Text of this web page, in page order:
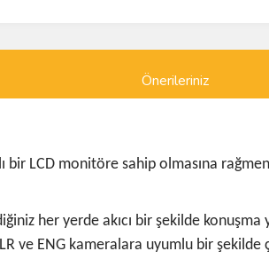
Önerileriniz
LCD monitöre sahip olmasına
her yerde akıcı bir şekilde konuşma
ve ENG kameralara uyumlu bir şekilde